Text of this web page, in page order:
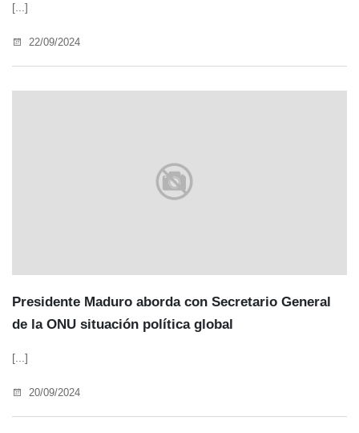
[...]
22/09/2024
Presidente Maduro aborda con Secretario General
de la ONU situación política global
[...]
20/09/2024